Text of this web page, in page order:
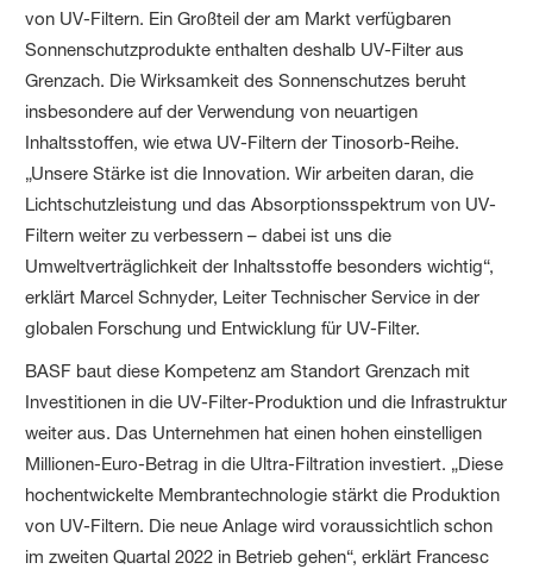
von UV-Filtern. Ein Großteil der am Markt verfügbaren
Sonnenschutzprodukte enthalten deshalb UV-Filter aus
Grenzach. Die Wirksamkeit des Sonnenschutzes beruht
insbesondere auf der Verwendung von neuartigen
Inhaltsstoffen, wie etwa UV-Filtern der Tinosorb-Reihe.
„Unsere Stärke ist die Innovation. Wir arbeiten daran, die
Lichtschutzleistung und das Absorptionsspektrum von UV-
Filtern weiter zu verbessern – dabei ist uns die
Umweltverträglichkeit der Inhaltsstoffe besonders wichtig“,
erklärt Marcel Schnyder, Leiter Technischer Service in der
globalen Forschung und Entwicklung für UV-Filter.
BASF baut diese Kompetenz am Standort Grenzach mit
Investitionen in die UV-Filter-Produktion und die Infrastruktur
weiter aus. Das Unternehmen hat einen hohen einstelligen
Millionen-Euro-Betrag in die Ultra-Filtration investiert. „Diese
hochentwickelte Membrantechnologie stärkt die Produktion
von UV-Filtern. Die neue Anlage wird voraussichtlich schon
im zweiten Quartal 2022 in Betrieb gehen“, erklärt Francesc